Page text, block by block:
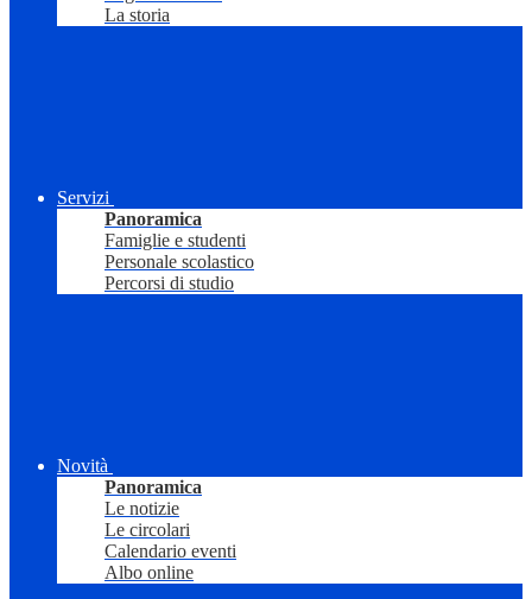
La storia
Servizi
Panoramica
Famiglie e studenti
Personale scolastico
Percorsi di studio
Novità
Panoramica
Le notizie
Le circolari
Calendario eventi
Albo online